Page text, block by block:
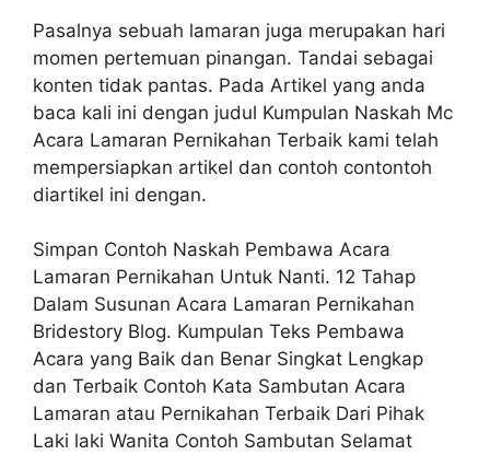
Pasalnya sebuah lamaran juga merupakan hari
momen pertemuan pinangan. Tandai sebagai
konten tidak pantas. Pada Artikel yang anda
baca kali ini dengan judul Kumpulan Naskah Mc
Acara Lamaran Pernikahan Terbaik kami telah
mempersiapkan artikel dan contoh contontoh
diartikel ini dengan.
Simpan Contoh Naskah Pembawa Acara
Lamaran Pernikahan Untuk Nanti. 12 Tahap
Dalam Susunan Acara Lamaran Pernikahan
Bridestory Blog. Kumpulan Teks Pembawa
Acara yang Baik dan Benar Singkat Lengkap
dan Terbaik Contoh Kata Sambutan Acara
Lamaran atau Pernikahan Terbaik Dari Pihak
Laki laki Wanita Contoh Sambutan Selamat